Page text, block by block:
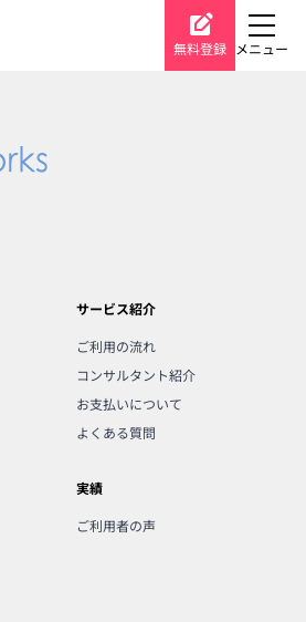
無料登録 メニュー
サービス紹介
ご利用の流れ
コンサルタント紹介
お支払いについて
よくある質問
実績
ご利用者の声